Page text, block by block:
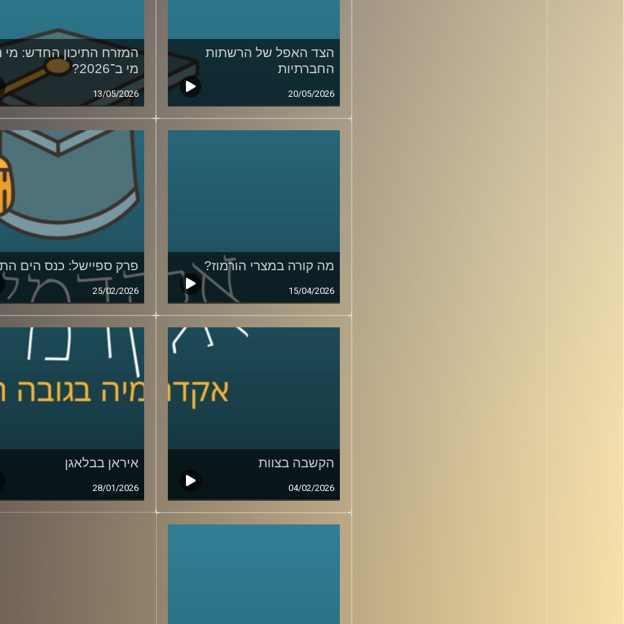
הצד האפל של הרשתות
החברתיות
20/05/2026
המזרח התיכון החדש: מי
מי ב־2026?
13/05/2026
מה קורה במצרי הורמוז?
15/04/2026
פרק ספיישל: כנס הים
25/02/2026
הקשבה בצוות
04/02/2026
איראן בבלאגן
28/01/2026